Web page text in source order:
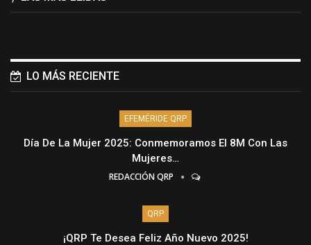
LO MÁS RECIENTE
EFEMÉRIDE QRP
Día De La Mujer 2025: Conmemoramos El 8M Con Las
Mujeres…
REDACCIÓN QRP
QRP
¡QRP Te Desea Feliz Año Nuevo 2025!